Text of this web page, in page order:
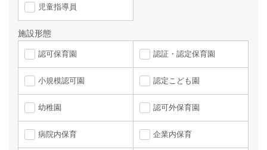
児童指導員
施設形態
認可保育園 認証・認定保育園
小規模認可園 認定こども園
幼稚園 認可外保育園
病院内保育 企業内保育